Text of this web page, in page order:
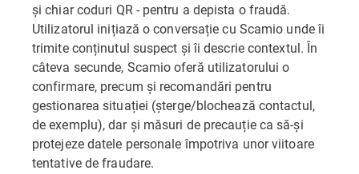
și chiar coduri QR - pentru a depista o fraudă.
Utilizatorul inițiază o conversație cu Scamio unde îi
trimite conținutul suspect și îi descrie contextul. În
câteva secunde, Scamio oferă utilizatorului o
confirmare, precum și recomandări pentru
gestionarea situației (șterge/blochează contactul,
de exemplu), dar și măsuri de precauție ca să-și
protejeze datele personale împotriva unor viitoare
tentative de fraudare.